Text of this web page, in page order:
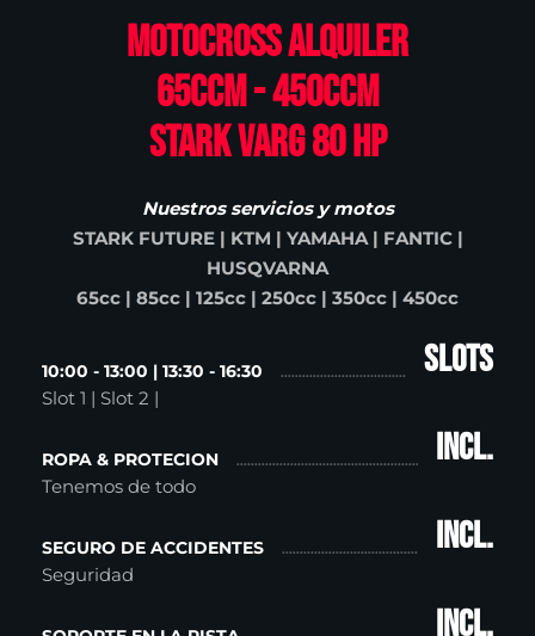
Motocross Alquiler
65ccm - 450ccm
STARK VARG 80 HP
Nuestros servicios y motos
STARK FUTURE | KTM | YAMAHA | FANTIC |
HUSQVARNA
65cc | 85cc | 125cc | 250cc | 350cc | 450cc
10:00 - 13:00 | 13:30 - 16:30 Slots
Slot 1 | Slot 2 |
ROPA & PROTECION incl.
Tenemos de todo
SEGURO DE ACCIDENTES incl.
Seguridad
incl.